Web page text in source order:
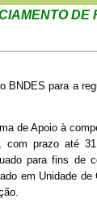
BNDES para a
de Apoio à
com prazo até
para fins de
em Unidade